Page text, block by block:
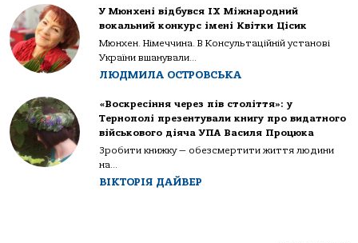
У Мюнхені відбувся IX Міжнародний
вокальний конкурс імені Квітки Цісик
Мюнхен. Німеччина. В Консультаційній установі
України вшанували...
ЛЮДМИЛА ОСТРОВСЬКА
«Воскресіння через пів століття»: у
Тернополі презентували книгу про видатного
військового діяча УПА Василя Процюка
Зробити книжку — обезсмертити життя людини
на...
ВІКТОРІЯ ДАЙВЕР